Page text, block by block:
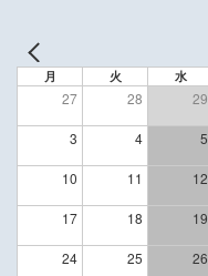
月 火 水
27 28 29
3 4 5
10 11 12
17 18 19
24 25 26